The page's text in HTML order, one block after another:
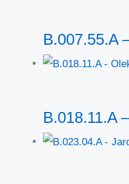
B.007.55.A
B.018.11.A